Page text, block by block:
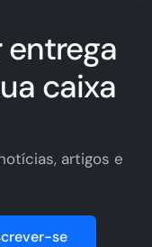
entrega
caixa
artigos e
se